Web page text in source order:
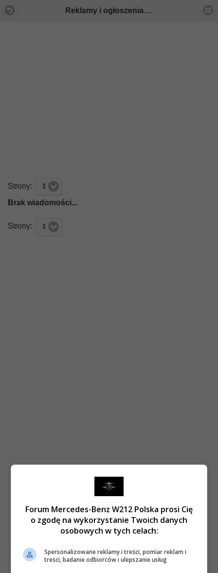
Reklamy i ogłoszenia - Forum Mercedes E-Klasa
Strony: 1
Brak wiadomości...
Strony: 1
Forum Mercedes-Benz W212 Polska prosi Cię
o zgodę na wykorzystanie Twoich danych
osobowych w tych celach:
Spersonalizowane reklamy i treści, pomiar reklam i
treści, badanie odbiorców i ulepszanie usług